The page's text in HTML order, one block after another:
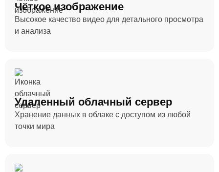
Чёткое изображение
Высокое качество видео для детального просмотра
и анализа
Удаленный облачный сервер
Хранение данных в облаке с доступом из любой
точки мира